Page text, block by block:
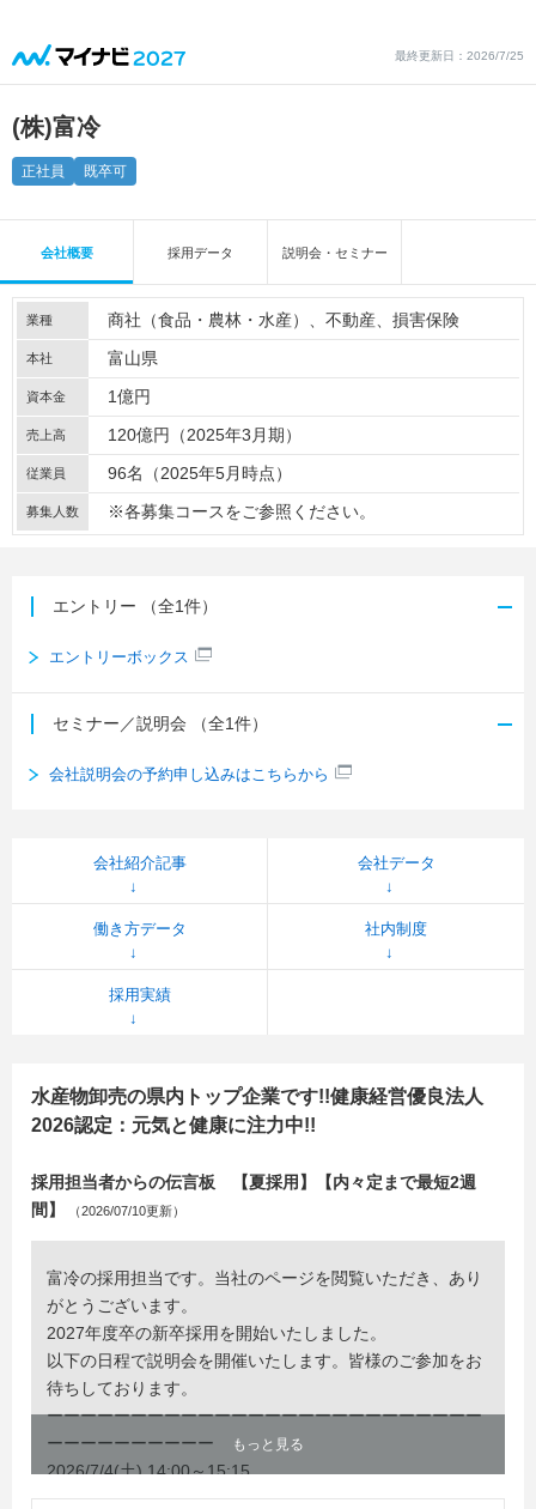
最終更新日：2026/7/25
(株)富冷
正社員 既卒可
会社概要 採用データ 説明会・セミナー
業種 商社（食品・農林・水産） 不動産 損害保険
本社 富山県
資本金 1億円
売上高 120億円（2025年3月期）
従業員 96名（2025年5月時点）
募集人数 ※各募集コースをご参照ください。
エントリー （全1件）
エントリーボックス
セミナー／説明会 （全1件）
会社説明会の予約申し込みはこちらから
会社紹介記事 会社データ
働き方データ 社内制度
採用実績
水産物卸売の県内トップ企業です!!健康経営優良法人
2026認定：元気と健康に注力中!!
採用担当者からの伝言板 【夏採用】【内々定まで最短2週
間】
（2026/07/10更新）
富冷の採用担当です。当社のページを閲覧いただき、あり
がとうございます。
2027年度卒の新卒採用を開始いたしました。
以下の日程で説明会を開催いたします。皆様のご参加をお
待ちしております。
ーーーーーーーーーーーーーーーーーーーーーーーーーー
ーーーーーーーーーー
2026/7/4(土) 14:00～15:15
2026/7/7(火) 14:00～15:15
もっと見る